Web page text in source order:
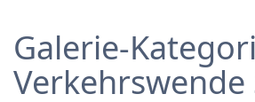
Galerie-
Verkehrswende